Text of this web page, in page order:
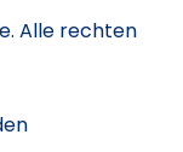
Alle rechten